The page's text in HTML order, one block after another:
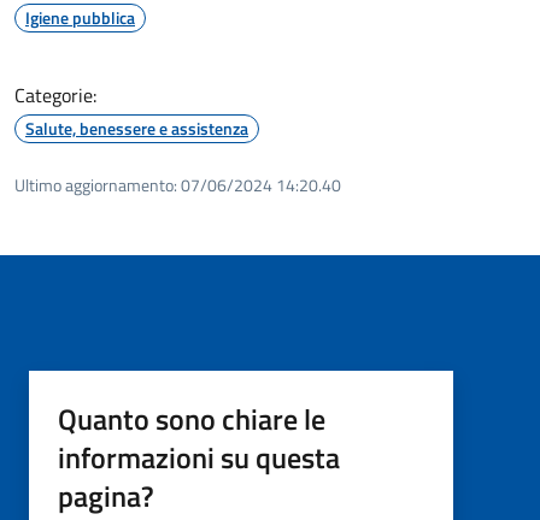
Igiene pubblica
Categorie:
Salute, benessere e assistenza
Ultimo aggiornamento:07/06/2024 14:20.40
Quanto sono chiare le
informazioni su questa
pagina?